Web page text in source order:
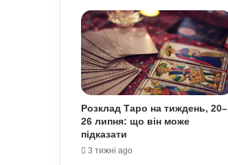
Розклад Таро на тиждень, 20–
26 липня: що він може
підказати
3 тижні ago